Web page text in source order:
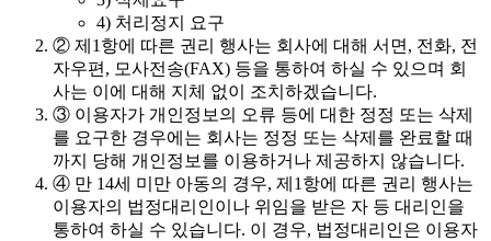
4) 처리정지 요구
② 제1항에 따른 권리 행사는 회사에 대해 서면, 전화, 전
자우편, 모사전송(FAX) 등을 통하여 하실 수 있으며 회
사는 이에 대해 지체 없이 조치하겠습니다.
③ 이용자가 개인정보의 오류 등에 대한 정정 또는 삭제
를 요구한 경우에는 회사는 정정 또는 삭제를 완료할 때
까지 당해 개인정보를 이용하거나 제공하지 않습니다.
④ 만 14세 미만 아동의 경우, 제1항에 따른 권리 행사는
이용자의 법정대리인이나 위임을 받은 자 등 대리인을
통하여 하실 수 있습니다. 이 경우, 법정대리인은 이용자